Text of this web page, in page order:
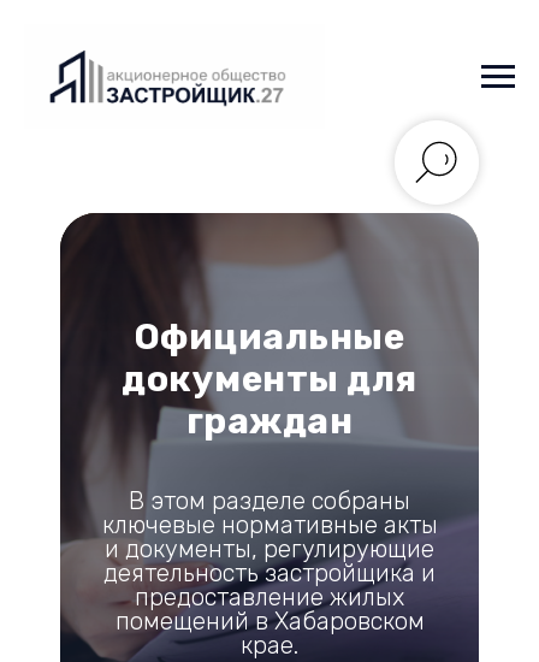
Официальные
документы для
граждан
В этом разделе собраны
ключевые нормативные акты
и документы, регулирующие
деятельность застройщика и
предоставление жилых
помещений в Хабаровском
крае.